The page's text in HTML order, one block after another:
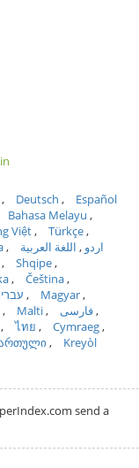
Deutsch
Español
Bahasa Melayu
Việt
Türkçe
اردو
اللغة العربية
Shqipe
Čeština
Magyar
Malti
فارسی
ไทย
Cymraeg
Kreyòl
send a